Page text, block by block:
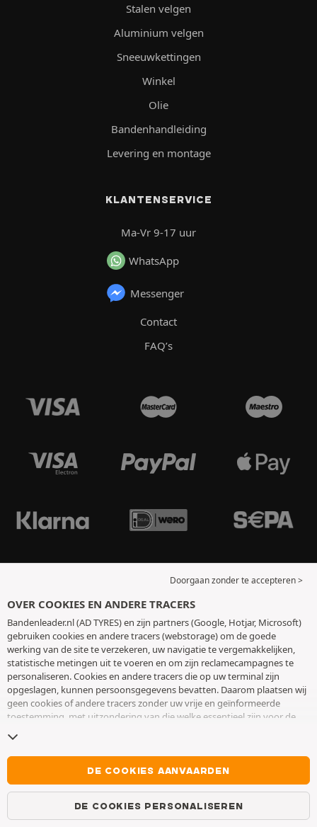
Stalen velgen
Aluminium velgen
Sneeuwkettingen
Winkel
Olie
Bandenhandleiding
Levering en montage
KLANTENSERVICE
Ma-Vr 9-17 uur
WhatsApp
Messenger
Contact
FAQ’s
Doorgaan zonder te accepteren >
OVER COOKIES EN ANDERE TRACERS
Bandenleader.nl (AD TYRES) en zijn partners (Google, Hotjar, Microsoft)
gebruiken cookies en andere tracers (webstorage) om de goede
werking van de site te verzekeren, uw navigatie te vergemakkelijken,
statistische metingen uit te voeren en om zijn reclamecampagnes te
personaliseren. Cookies en andere tracers die op uw terminal zijn
opgeslagen, kunnen persoonsgegevens bevatten. Daarom plaatsen wij
geen cookies of andere tracers zonder uw vrije en geïnformeerde
toestemming, met uitzondering van die welke essentieel zijn voor de
toestemming op elk moment intrekken door naar de pagina over
cookies en andere tracerste gaan. U kunt ervoor kiezen om verder te
surfen zonder het deponeren van cookies of andere tracers te
aanvaarden. Weigering verhindert de toegang tot diensten niet AD
TYRES. Voor meer informatie,
DE COOKIES AANVAARDEN
DE COOKIES PERSONALISEREN